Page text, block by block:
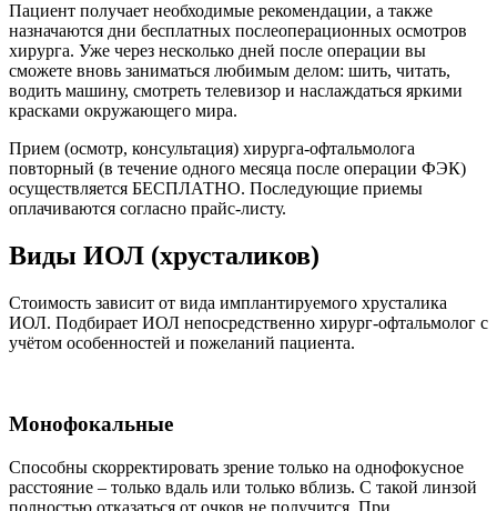
Пациент получает необходимые рекомендации, а также
назначаются дни бесплатных послеоперационных осмотров
хирурга. Уже через несколько дней после операции вы
сможете вновь заниматься любимым делом: шить, читать,
водить машину, смотреть телевизор и наслаждаться яркими
красками окружающего мира.
Прием (осмотр, консультация) хирурга-офтальмолога
повторный (в течение одного месяца после операции ФЭК)
осуществляется БЕСПЛАТНО. Последующие приемы
оплачиваются согласно прайс-листу.
Виды ИОЛ (хрусталиков)
Стоимость зависит от вида имплантируемого хрусталика
ИОЛ. Подбирает ИОЛ непосредственно хирург-офтальмолог с
учётом особенностей и пожеланий пациента.
Монофокальные
Способны скорректировать зрение только на однофокусное
расстояние – только вдаль или только вблизь. С такой линзой
полностью отказаться от очков не получится. При